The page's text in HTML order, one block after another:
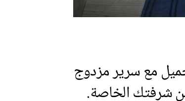
مع سرير مزدوج
شرفتك الخاصة.